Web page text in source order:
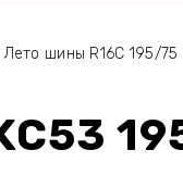
Лето шины R16C 195/